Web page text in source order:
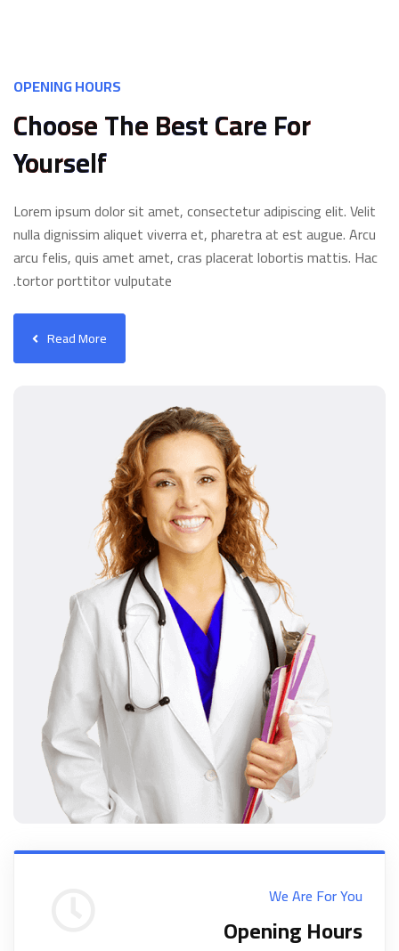
OPENING HOURS
Choose The Best Care For
Yourself
Lorem ipsum dolor sit amet, consectetur adipiscing elit. Velit
nulla dignissim aliquet viverra et, pharetra at est augue. Arcu
arcu felis, quis amet amet, cras placerat lobortis mattis. Hac
tortor porttitor vulputate.
Read More
We Are For You
Opening Hours